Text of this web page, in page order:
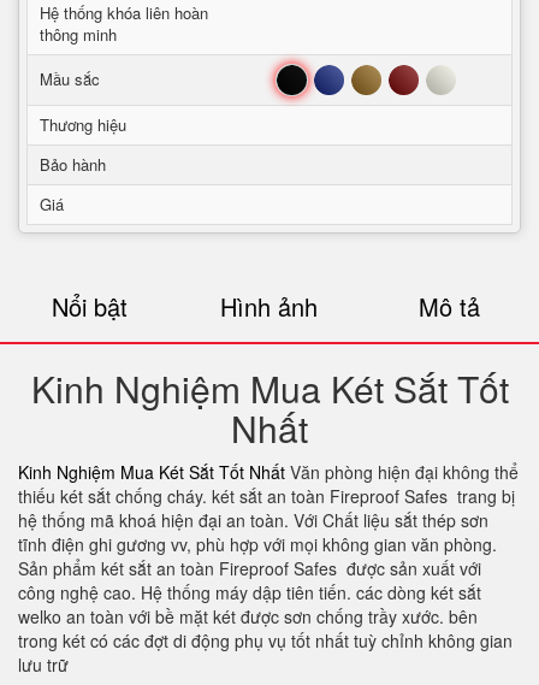
Hệ thống khóa liên hoàn
thông minh
Mầu sắc
Đen Xanh Nâu Đỏ Trắng
Thương hiệu
Bảo hành
Giá
Nổi bật Hình ảnh Mô tả
Kinh Nghiệm Mua Két Sắt Tốt
Nhất
Kinh Nghiệm Mua Két Sắt Tốt Nhất Văn phòng hiện đại không thể
thiếu két sắt chống cháy. két sắt an toàn Fireproof Safes trang bị
hệ thống mã khoá hiện đại an toàn. Với Chất liệu sắt thép sơn
tĩnh điện ghi gương vv, phù hợp với mọi không gian văn phòng.
Sản phẩm két sắt an toàn Fireproof Safes được sản xuất với
công nghệ cao. Hệ thống máy dập tiên tiến. các dòng két sắt
welko an toàn với bề mặt két được sơn chống trầy xước. bên
trong két có các đợt di động phụ vụ tốt nhất tuỳ chỉnh không gian
lưu trữ